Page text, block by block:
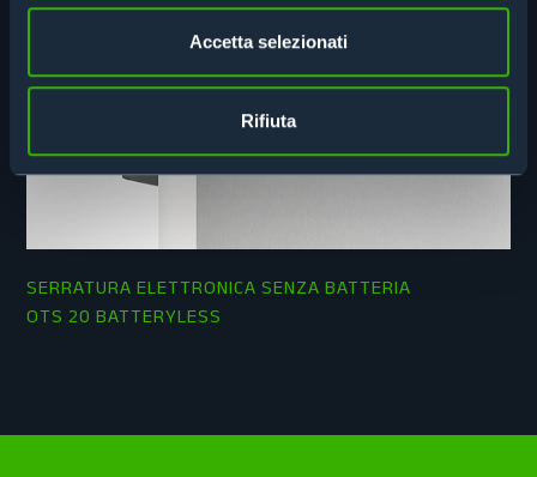
Accetta selezionati
Rifiuta
SERRATURA ELETTRONICA SENZA BATTERIA
OTS 20 BATTERYLESS